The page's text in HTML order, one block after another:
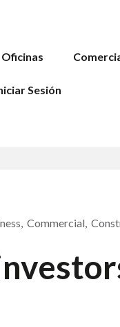
Oficinas
Sesión
Commercial